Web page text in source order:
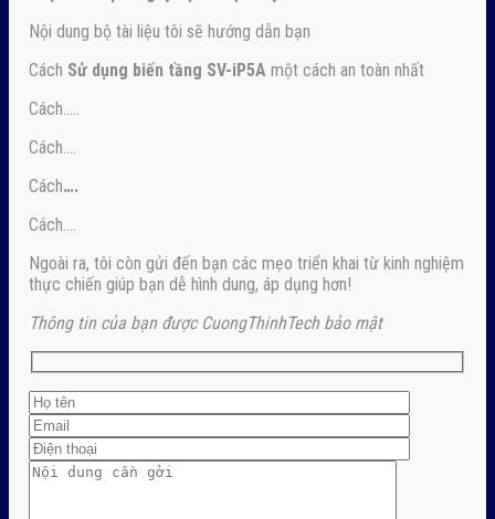
Nội dung bộ tài liệu tôi sẽ hướng dẫn bạn
Cách Sử dụng biến tầng SV-iP5A một cách an toàn nhất
Cách…..
Cách….
Cách….
Cách….
Ngoài ra, tôi còn gửi đến bạn các mẹo triển khai từ kinh nghiệm
thực chiến giúp bạn dễ hình dung, áp dụng hơn!
Thông tin của bạn được CuongThinhTech bảo mật